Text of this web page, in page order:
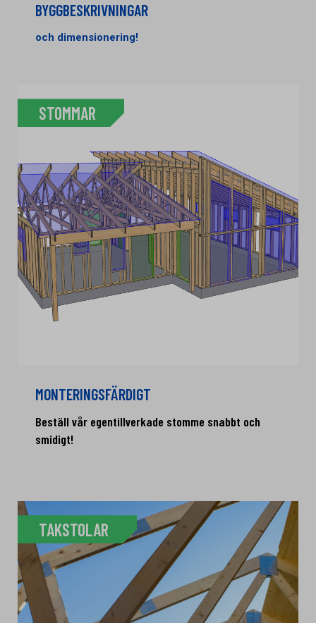
BYGGBESKRIVNINGAR
och dimensionering!
STOMMAR
MONTERINGSFÄRDIGT
Beställ vår egentillverkade stomme snabbt och
smidigt!
TAKSTOLAR